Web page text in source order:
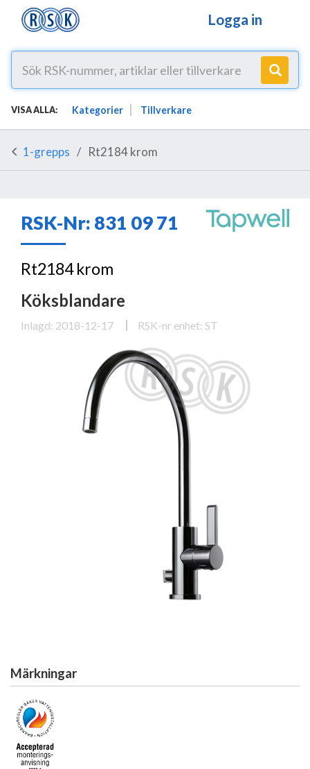
Logga in
VISA ALLA: Kategorier Tillverkare
1-grepps Rt2184 krom
RSK-Nr: 831 09 71
Rt2184 krom
Köksblandare
Inlagd: 2018-12-17 RSK-nr enhet: ST
Märkningar